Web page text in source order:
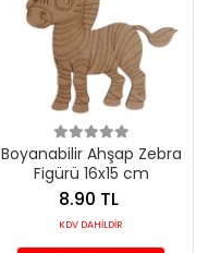
Boyanabilir Ahşap Zebra
Figürü 16x15 cm
8.90 TL
KDV DAHİLDİR